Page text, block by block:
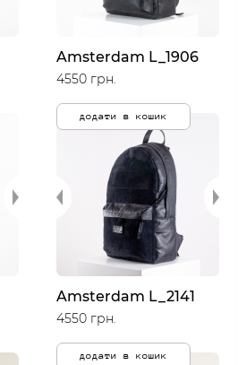
Amsterdam L_1906
4550 грн.
додати в кошик
Amsterdam L_2141
4550 грн.
додати в кошик